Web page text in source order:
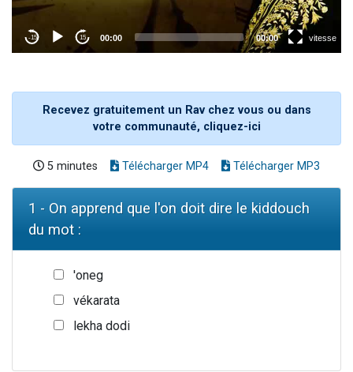
Recevez gratuitement un Rav chez vous ou dans
votre communauté, cliquez-ici
5 minutes Télécharger MP4 Télécharger MP3
1 - On apprend que l'on doit dire le kiddouch
du mot :
'oneg
vékarata
lekha dodi